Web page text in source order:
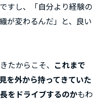
すし、「自分より経験の
が変わるんだ」と、良い
たからこそ、 これまで
を外から持ってきていた
をドライブするのかもわ